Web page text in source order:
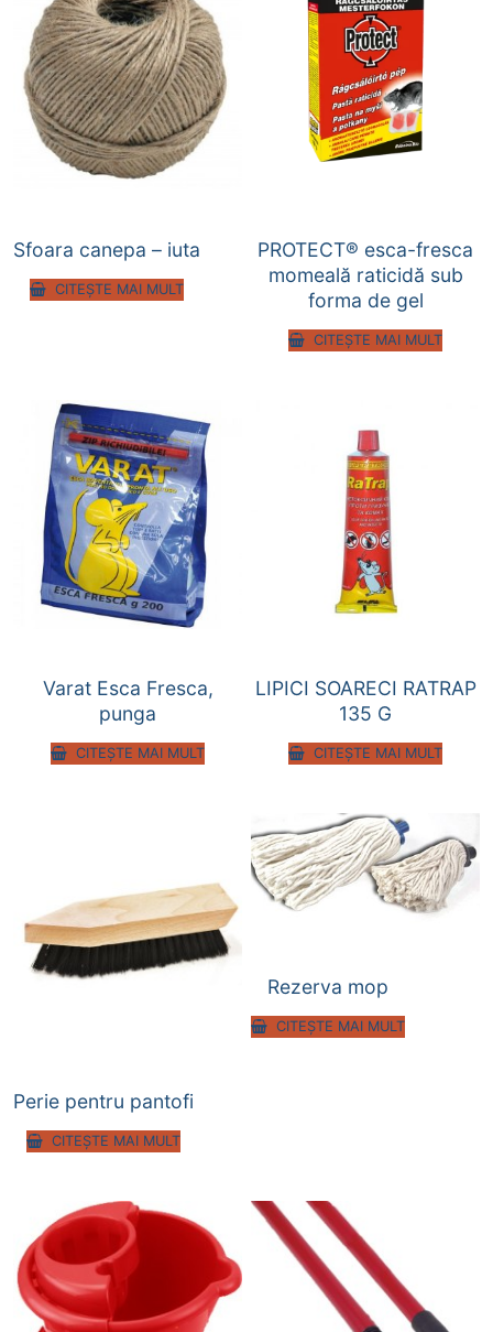
Sfoara canepa – iuta
CITEȘTE MAI MULT
PROTECT® esca-fresca
momeală raticidă sub
forma de gel
CITEȘTE MAI MULT
Varat Esca Fresca,
punga
CITEȘTE MAI MULT
LIPICI SOARECI RATRAP
135 G
CITEȘTE MAI MULT
Perie pentru pantofi
CITEȘTE MAI MULT
Rezerva mop
CITEȘTE MAI MULT